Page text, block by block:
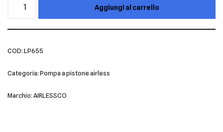
Aggiungi al carrello
COD: LP655
Categoria: Pompa a pistone airless
Marchio: AIRLESSCO